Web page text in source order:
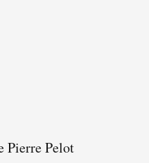
Pierre Pelot